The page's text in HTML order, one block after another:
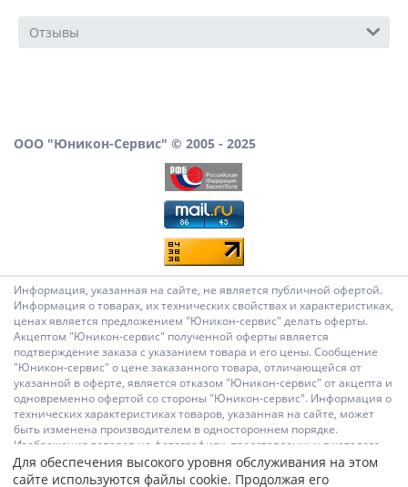
Отзывы
ООО "Юникон-Сервис" © 2005 - 2025
Информация, указанная на сайте, не является публичной офертой.
Информация о товарах, их технических свойствах и характеристиках,
ценах является предложением "Юникон-сервис" делать оферты.
Акцептом "Юникон-сервис" полученной оферты является
подтверждение заказа с указанием товара и его цены. Сообщение
"Юникон-сервис" о цене заказанного товара, отличающейся от
указанной в оферте, является отказом "Юникон-сервис" от акцепта и
одновременно офертой со стороны "Юникон-сервис". Информация о
технических характеристиках товаров, указанная на сайте, может
быть изменена производителем в одностороннем порядке.
Изображения товаров на фотографиях, представленных в каталоге
на сайте, могут отличаться от оригиналов. Информация о цене
товара, указанная в каталоге на сайте, может отличаться от
Для обеспечения высокого уровня обслуживания на этом
сайте используются файлы cookie. Продолжая его